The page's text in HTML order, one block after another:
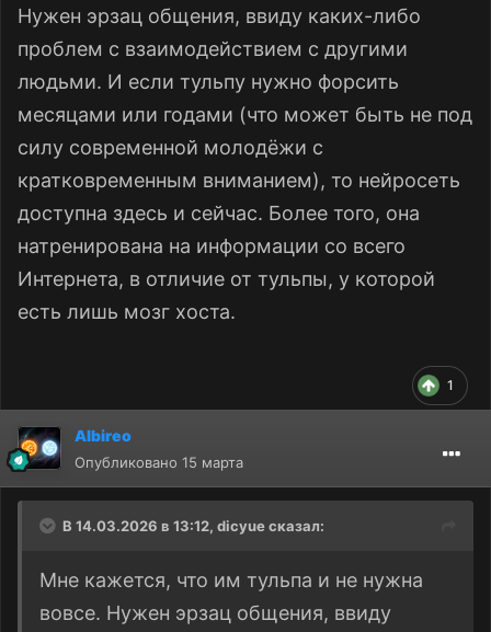
Нужен эрзац общения, ввиду каких-либо
проблем с взаимодействием с другими
людьми. И если тульпу нужно форсить
месяцами или годами (что может быть не под
силу современной молодёжи с
кратковременным вниманием), то нейросеть
доступна здесь и сейчас. Более того, она
натренирована на информации со всего
Интернета, в отличие от тульпы, у которой
есть лишь мозг хоста.
1
Albireo
Опубликовано 15 марта
В 14.03.2026 в 13:12, dicyueсказал:
Мне кажется, что им тульпа и не нужна
вовсе. Нужен эрзац общения, ввиду